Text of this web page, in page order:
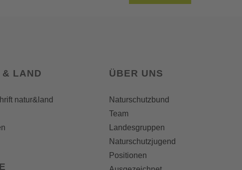
& LAND
natur&land
ÜBER UNS
Naturschutzbund
Team
Landesgruppen
Naturschutzjugend
Positionen